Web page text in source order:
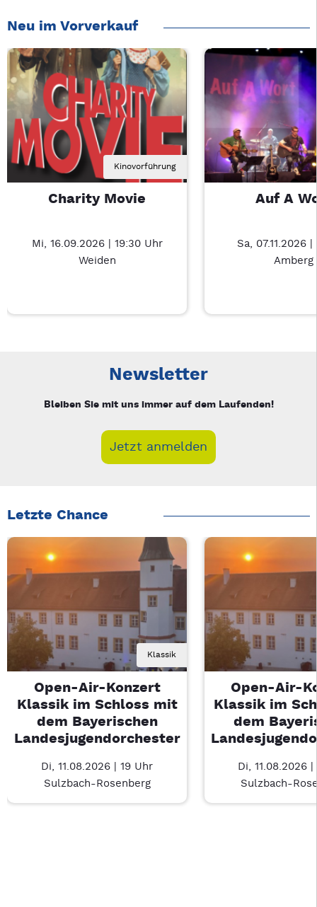
Neu im Vorverkauf
Kinovorführung
Charity Movie
Mi, 16.09.2026 | 19:30 Uhr
Weiden
Auf A
Sa, 07.11.2026
Amberg
Newsletter
Bleiben Sie mit uns immer auf dem Laufenden!
Jetzt anmelden
Letzte Chance
Klassik
Open-Air-Konzert
Klassik im Schloss mit
dem Bayerischen
Landesjugendorchester
Di, 11.08.2026 | 19 Uhr
Sulzbach-Rosenberg
Open-Air-
Klassik im
dem
Di, 11.08.2026
Sulzbach-